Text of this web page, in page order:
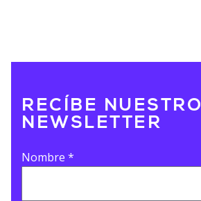
RECÍBE NUESTRO
NEWSLETTER
Nombre *